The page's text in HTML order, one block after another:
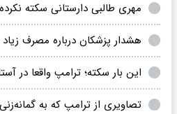
مهری طالبی دارستانی سکته
هشدار پزشکان درباره مصرف زیاد
این بار سکته؛ ترامپ واقعا در
تصاویری از ترامپ که به